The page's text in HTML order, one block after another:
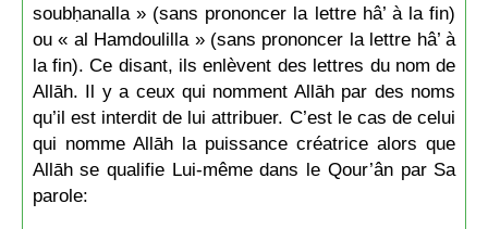
soubḥanalla » (sans prononcer la lettre hâ’ à la fin)
ou « al Hamdoulilla » (sans prononcer la lettre hâ’ à
la fin). Ce disant, ils enlèvent des lettres du nom de
Allāh. Il y a ceux qui nomment Allāh par des noms
qu’il est interdit de lui attribuer. C’est le cas de celui
qui nomme Allāh la puissance créatrice alors que
Allāh se qualifie Lui-même dans le Qour’ân par Sa
parole: